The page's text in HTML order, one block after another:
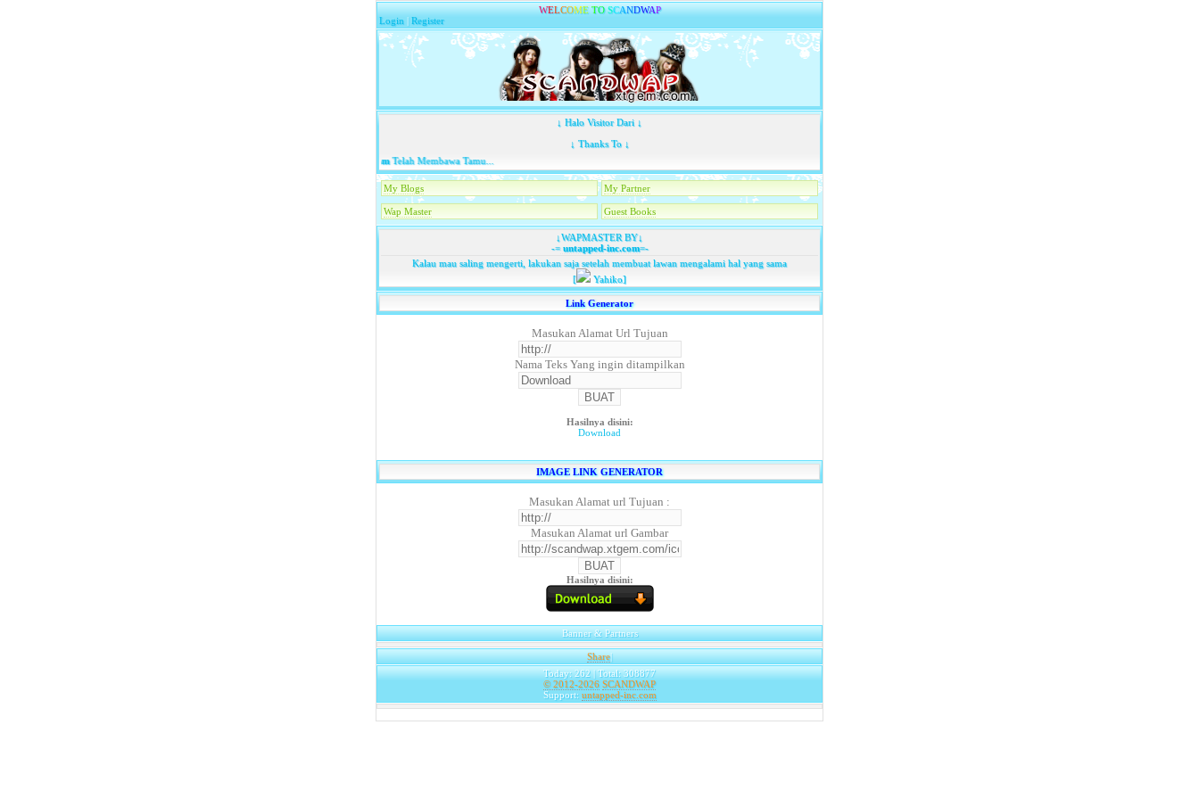
WELCOME TO SCANDWAP
Login |Register
↓ Halo Visitor Dari ↓
↓ Thanks To ↓
Telah Membawa Tamu...
My Blogs My Partner
Wap Master Guest Books
↓WAPMASTER BY↓
-=untapped-inc.com=-
Kalau mau saling mengerti, lakukan saja setelah membuat lawan mengalami hal yang sama
[
Yahiko]
Link Generator
Masukan Alamat Url Tujuan
Nama Teks Yang ingin ditampilkan
Hasilnya disini:
Download
IMAGE LINK GENERATOR
Masukan Alamat url Tujuan :
Masukan Alamat url Gambar
Hasilnya disini:
Banner & Partners
Share|
Today: 262 | Total: 308877
© 2012-2026 SCANDWAP
Support: untapped-inc.com